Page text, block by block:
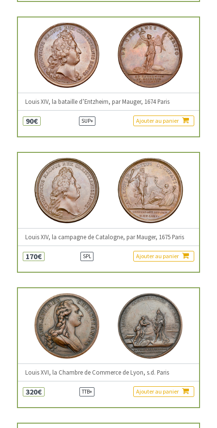
Louis XIV, la bataille d’Entzheim, par Mauger, 1674 Paris
90€ SUP+ Ajouter au panier
Louis XIV, la campagne de Catalogne, par Mauger, 1675 Paris
170€ SPL Ajouter au panier
Louis XVI, la Chambre de Commerce de Lyon, s.d. Paris
320€ TTB+ Ajouter au panier